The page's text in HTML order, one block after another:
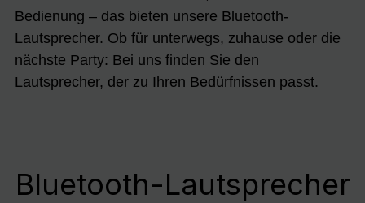
Bedienung – das bieten unsere Bluetooth-
Lautsprecher. Ob für unterwegs, zuhause oder die
nächste Party: Bei uns finden Sie den
Lautsprecher, der zu Ihren Bedürfnissen passt.
Bluetooth-Lautsprecher